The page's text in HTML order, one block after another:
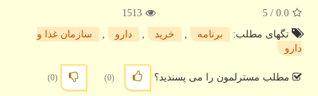
0.0
/ 5
1513
تگهای مطلب:
برنامه , خرید , دارو ,
سازمان غذا و
دارو
مطلب مسترلمون را می پسندید؟ (0)
(0)